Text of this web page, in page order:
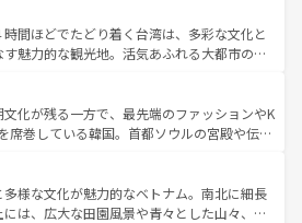
タイルだ。 なお、新着のアメリカ
ンツ一覧を参照してほしい。
の心で訪れる人々を迎えてくれるハワイの
いローカルフードやハワイアンミュージッ
フラダンスなど、すべてがハワイの魅力を彩
ほしい。 なお、新着のハワイ情報
一覧を参照してほしい。
陸中央部にそびえるウルル（エアーズロッ
ニアの美しい原生林やケアンズの熱帯雨林な
がたくさん。また、カフェやワイン、オージ
ビティも充実しており、サーフィンやダイ
キングなど、アウトドア好きにはたまらな
リアの多彩な魅力を存分に味わいつくそ
。
時間ほどでたどり着く台湾は、多彩な文化と
す魅力的な観光地。活気あふれる大都市の台
山岳地帯である台湾東部など、都市の喧騒
さが共存しており、訪れる人に新しい発見と
てくれる。また、奥深い台湾の食文化も魅
判のスイーツなど、バラエティ豊かな料理
が味わえる。 なお、新着の台湾情報は コンテンツ一覧を参
文化が残る一方で、最先端のファッションやK
席巻している韓国。首都ソウルの宮殿や伝統
延ばせば四季折々の自然美を楽しむことが
て、キムチや焼肉、絶品のストリートフード
まな韓国料理が待っている。夜には、韓国な
多様な文化が魅力的なベトナム。南北に細長
には、広大な田園風景や青々とした山々、世